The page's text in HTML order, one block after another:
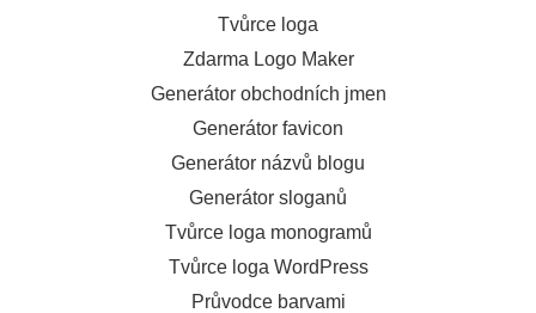
Tvůrce loga
Zdarma Logo Maker
Generátor obchodních jmen
Generátor favicon
Generátor názvů blogu
Generátor sloganů
Tvůrce loga monogramů
Tvůrce loga WordPress
Průvodce barvami